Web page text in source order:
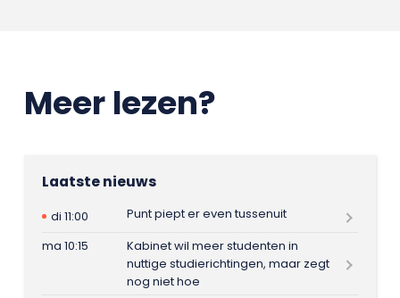
Meer lezen?
Laatste nieuws
di 11:00
Punt piept er even tussenuit
ma 10:15
Kabinet wil meer studenten in
nuttige studierichtingen, maar zegt
nog niet hoe